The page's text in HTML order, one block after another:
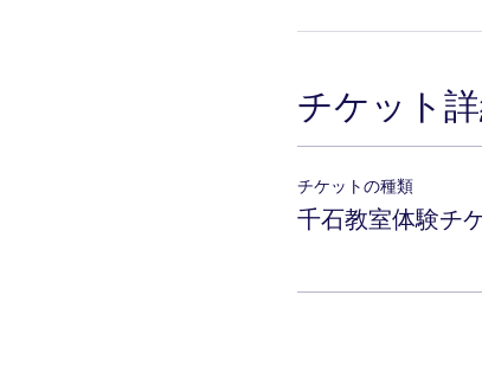
チケット
チケットの種類
千石教室体験チ